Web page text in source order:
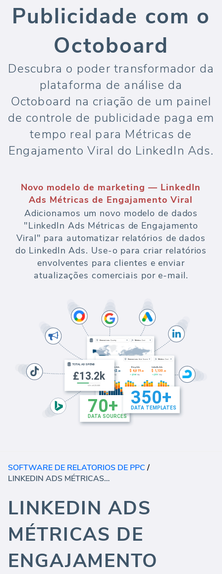
Publicidade com o
Octoboard
Descubra o poder transformador da
plataforma de análise da
Octoboard na criação de um painel
de controle de publicidade paga em
tempo real para Métricas de
Engajamento Viral do LinkedIn Ads.
Novo modelo de marketing — LinkedIn
Ads Métricas de Engajamento Viral
Adicionamos um novo modelo de dados
"LinkedIn Ads Métricas de Engajamento
Viral" para automatizar relatórios de dados
do LinkedIn Ads. Use-o para criar relatórios
envolventes para clientes e enviar
atualizações comerciais por e-mail.
SOFTWARE DE RELATORIOS DE PPC/
LINKEDIN ADS MÉTRICAS DE ENGAJAMENTO VIRAL
LINKEDIN ADS
MÉTRICAS DE
ENGAJAMENTO